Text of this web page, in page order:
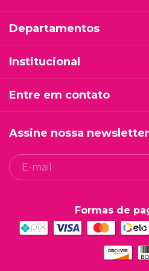
Departamentos
Institucional
Entre em contato
Assine nossa newsletter
Formas de